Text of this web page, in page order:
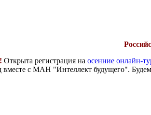
Открыта регистрация на осенние онлайн-
с МАН "Интеллект будущего".